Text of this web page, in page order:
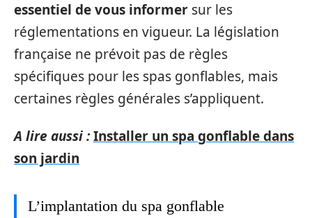
essentiel de vous informer sur les
réglementations en vigueur. La législation
française ne prévoit pas de règles
spécifiques pour les spas gonflables, mais
certaines règles générales s’appliquent.
A lire aussi :Installer un spa gonflable dans
son jardin
L’implantation du spa gonflable